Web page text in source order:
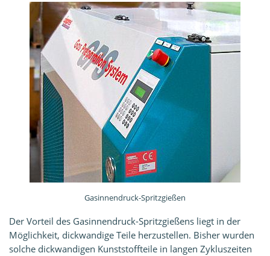
Gasinnendruck-Spritzgießen
Der Vorteil des Gasinnendruck-Spritzgießens liegt in der
Möglichkeit, dickwandige Teile herzustellen. Bisher wurden
solche dickwandigen Kunststoffteile in langen Zykluszeiten